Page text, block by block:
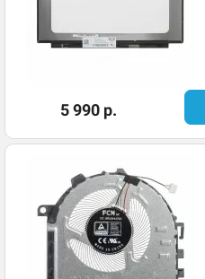
5 990 р.